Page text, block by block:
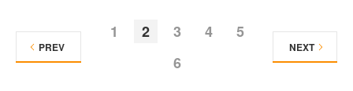
1 2 3 4
5
6
PREV NEXT